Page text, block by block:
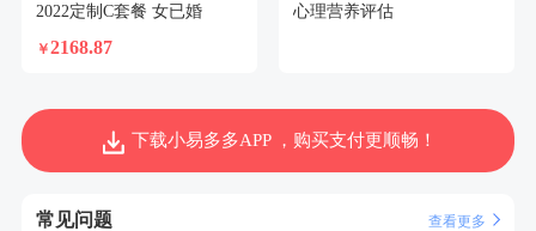
2022定制C套餐 女已婚
￥2168.87
心理营养评估
下载小易多多APP ，购买支付更顺畅！
常见问题 查看更多